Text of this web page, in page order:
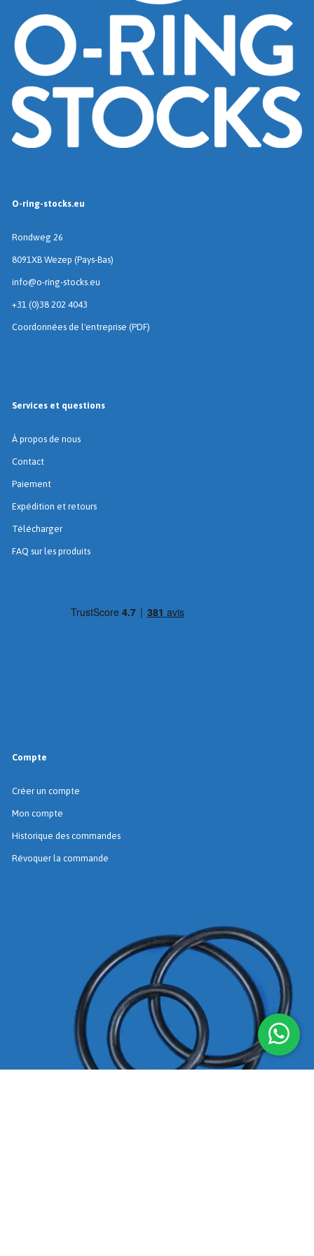
O-ring-stocks.eu
Rondweg 26
8091XB Wezep (Pays-Bas)
info@o-ring-stocks.eu
+31 (0)38 202 4043
Coordonnées de l'entreprise (PDF)
Services et questions
À propos de nous
Contact
Paiement
Expédition et retours
Télécharger
FAQ sur les produits
Compte
Créer un compte
Mon compte
Historique des commandes
Révoquer la commande